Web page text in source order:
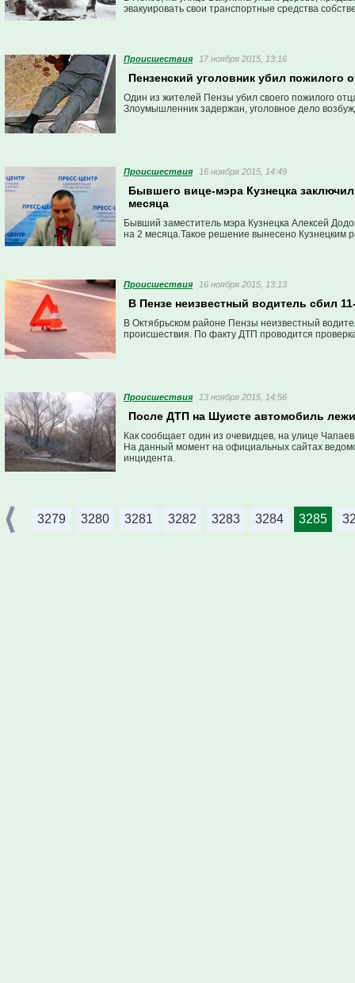
эвакуировать свои транспортные средства
Проиcшествия 17 ноября 2015, 13:16
Пензенский уголовник убил пожилого
Один из жителей Пензы убил своего пожилого
Злоумышленник задержан, уголовное дело
Проиcшествия 16 ноября 2015, 14:49
Бывшего вице-мэра Кузнецка
месяца
Бывший заместитель мэра Кузнецка Алексей
на 2 месяца.Такое решение вынесено Кузнецким
Проиcшествия 16 ноября 2015, 13:13
В Пензе неизвестный водитель сбил
В Октябрьском районе Пензы неизвестный
происшествия. По факту ДТП проводится
Проиcшествия 13 ноября 2015, 14:56
После ДТП на Шуисте автомобиль
Как сообщает один из очевидцев, на улице
На данный момент на официальных сайтах
инцидента.
3279 3280 3281 3282 3283 3284 3285